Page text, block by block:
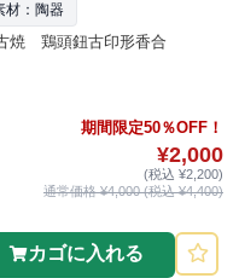
材：陶器
焼 鶏頭鈕古印形香合
期間限定50％OFF！
¥2,000
(税込 ¥2,200)
通常価格 ¥4,000 (税込 ¥4,400)
カゴに入れる